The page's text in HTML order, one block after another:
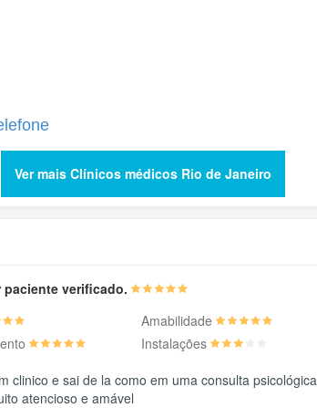
Ver mais Clínicos médicos Rio de Janeiro
paciente verificado.
Amabilidade
Instalações
clinico e sai de la como em uma consulta
atencioso e amável